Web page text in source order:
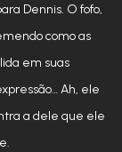
Dennis. O fofo,
como as
em suas
Ah, ele
a dele que ele